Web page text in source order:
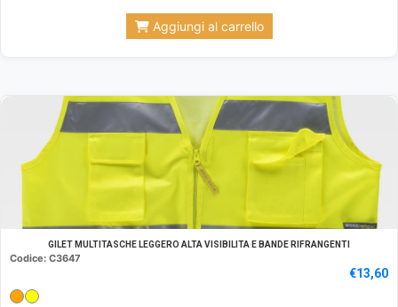
Aggiungi al carrello
GILET MULTITASCHE LEGGERO ALTA VISIBILITA E BANDE RIFRANGENTI
Codice: C3647
€13,60